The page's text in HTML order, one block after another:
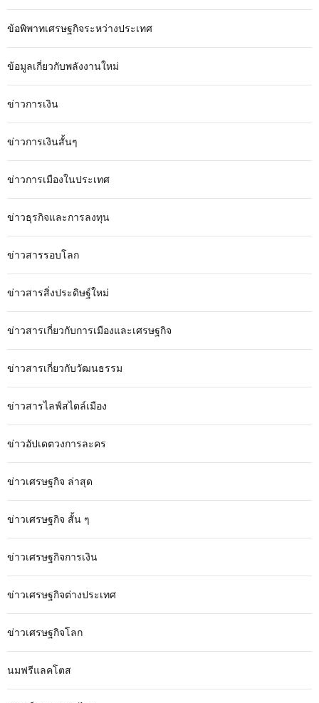
ข้อพิพาทเศรษฐกิจระหว่างประเทศ
ข้อมูลเกี่ยวกับพลังงานใหม่
ข่าวการเงิน
ข่าวการเงินสั้นๆ
ข่าวการเมืองในประเทศ
ข่าวธุรกิจและการลงทุน
ข่าวสารรอบโลก
ข่าวสารสิ่งประดิษฐ์ใหม่
ข่าวสารเกี่ยวกับการเมืองและเศรษฐกิจ
ข่าวสารเกี่ยวกับวัฒนธรรม
ข่าวสารไลฟ์สไตล์เมือง
ข่าวอัปเดตวงการละคร
ข่าวเศรษฐกิจ ล่าสุด
ข่าวเศรษฐกิจ สั้น ๆ
ข่าวเศรษฐกิจการเงิน
ข่าวเศรษฐกิจต่างประเทศ
ข่าวเศรษฐกิจโลก
นมฟรีแลคโตส